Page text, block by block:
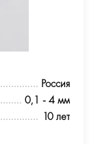
Россия
0,1 - 4 мм
10 лет